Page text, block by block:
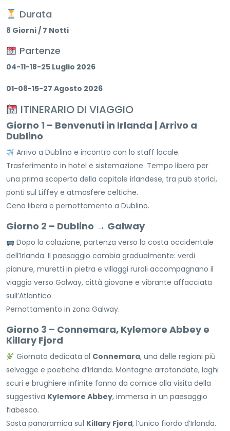
Durata
8 Giorni / 7 Notti
Partenze
04-11-18-25 Luglio 2026
01-08-15-27 Agosto 2026
ITINERARIO DI VIAGGIO
Giorno 1 – Benvenuti in Irlanda | Arrivo a
Dublino
Arrivo a Dublino e incontro con lo staff locale.
Trasferimento in hotel e sistemazione. Tempo libero per
una prima scoperta della capitale irlandese, tra pub storici,
ponti sul Liffey e atmosfere celtiche.
Cena libera e pernottamento a Dublino.
Giorno 2 – Dublino → Galway
Dopo la colazione, partenza verso la costa occidentale
dell’Irlanda. Il paesaggio cambia gradualmente: verdi
pianure, muretti in pietra e villaggi rurali accompagnano il
viaggio verso Galway, città giovane e vibrante affacciata
sull’Atlantico.
Pernottamento in zona Galway.
Giorno 3 – Connemara, Kylemore Abbey e
Killary Fjord
Giornata dedicata al Connemara, una delle regioni più
selvagge e poetiche d’Irlanda. Montagne arrotondate, laghi
scuri e brughiere infinite fanno da cornice alla visita della
suggestiva Kylemore Abbey, immersa in un paesaggio
fiabesco.
Sosta panoramica sul Killary Fjord, l’unico fiordo d’Irlanda.